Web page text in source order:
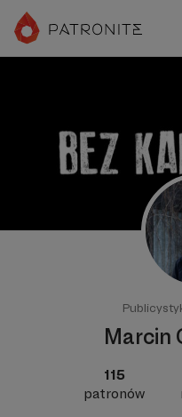
Marcin
115
patronów